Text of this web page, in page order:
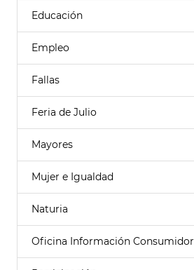
Educación
Empleo
Fallas
Feria de Julio
Mayores
Mujer e Igualdad
Naturia
Oficina Información Consumidor